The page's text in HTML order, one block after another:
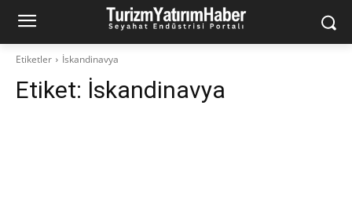
Etiketler İskandinavya
Etiket: İskandinavya